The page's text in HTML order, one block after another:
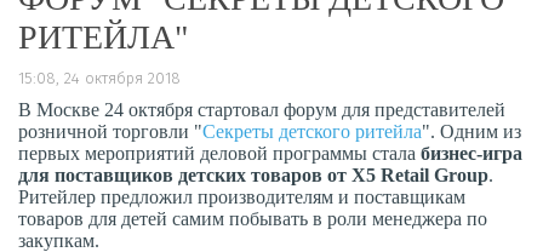
РИТЕЙЛА"
15:08, 24 октября 2018
В Москве 24 октября стартовал форум для представителей
розничной торговли "Секреты детского ритейла". Одним из
первых мероприятий деловой программы стала бизнес-игра
для поставщиков детских товаров от Х5 Retail Group.
Ритейлер предложил производителям и поставщикам
товаров для детей самим побывать в роли менеджера по
закупкам.